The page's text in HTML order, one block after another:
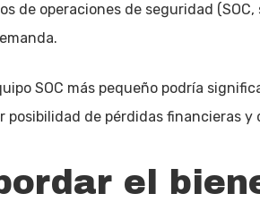
de operaciones de seguridad
SOC más pequeño podría
posibilidad de pérdidas financieras y
el